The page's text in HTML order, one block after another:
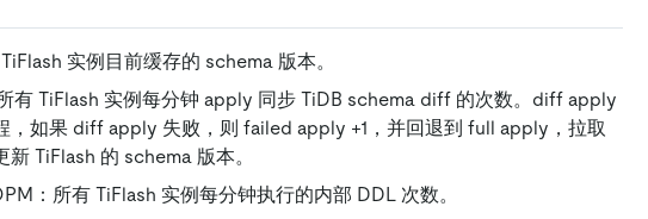
实例目前缓存的 schema 版本。
有 TiFlash 实例每分钟 apply 同步 TiDB schema diff 的次数。diff apply
，如果 diff apply 失败，则 failed apply +1，并回退到 full apply，拉取
TiFlash 的 schema 版本。
：所有 TiFlash 实例每分钟执行的内部 DDL 次数。